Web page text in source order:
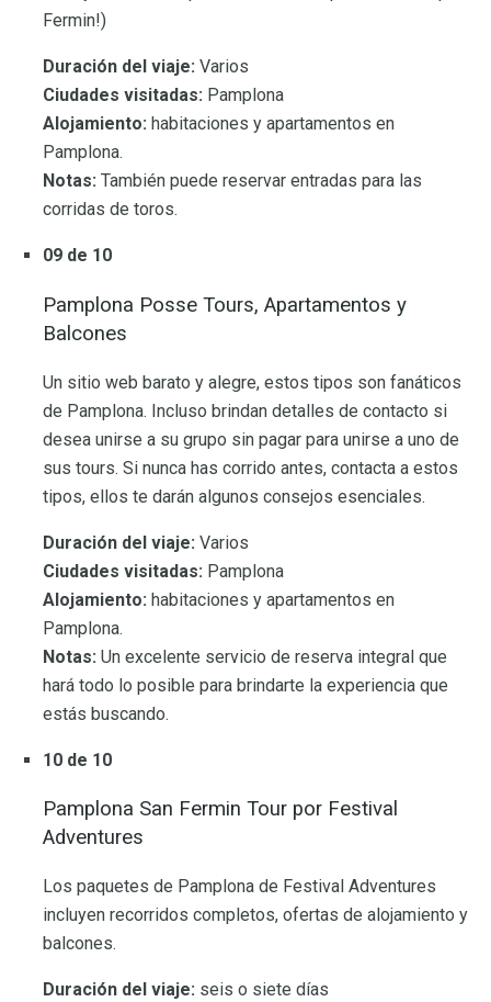
Fermin!)
Duración del viaje: Varios
Ciudades visitadas: Pamplona
Alojamiento: habitaciones y apartamentos en
Pamplona.
Notas: También puede reservar entradas para las
corridas de toros.
09 de 10
Pamplona Posse Tours, Apartamentos y
Balcones
Un sitio web barato y alegre, estos tipos son fanáticos
de Pamplona. Incluso brindan detalles de contacto si
desea unirse a su grupo sin pagar para unirse a uno de
sus tours. Si nunca has corrido antes, contacta a estos
tipos, ellos te darán algunos consejos esenciales.
Duración del viaje: Varios
Ciudades visitadas: Pamplona
Alojamiento: habitaciones y apartamentos en
Pamplona.
Notas: Un excelente servicio de reserva integral que
hará todo lo posible para brindarte la experiencia que
estás buscando.
10 de 10
Pamplona San Fermin Tour por Festival
Adventures
Los paquetes de Pamplona de Festival Adventures
incluyen recorridos completos, ofertas de alojamiento y
balcones.
Duración del viaje: seis o siete días